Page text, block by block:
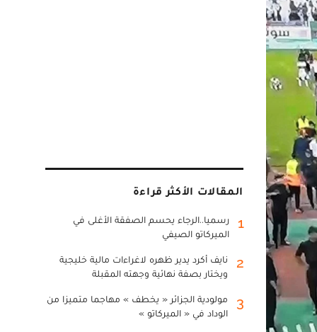
المقالات الأكثر قراءة
1
رسميا..الرجاء يحسم الصفقة الأغلى في
الميركاتو الصيفي
2
نايف أكرد يدير ظهره لاغراءات مالية خليجية
ويختار بصفة نهائية وجهته المقبلة
3
مولودية الجزائر « يخطف » مهاجما متميزا من
الوداد في « الميركاتو »